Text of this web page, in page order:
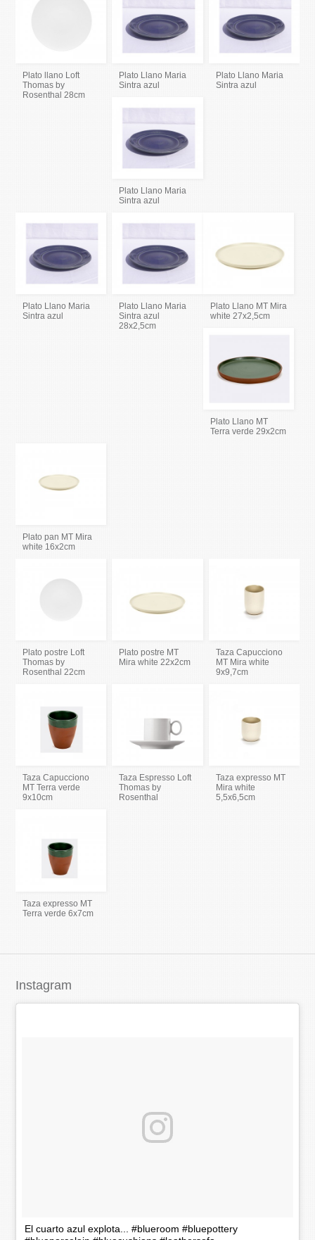
Plato llano Loft
Thomas by
Rosenthal 28cm
Plato Llano Maria
Sintra azul
Plato Llano Maria
Sintra azul
Plato Llano Maria
Sintra azul
Plato Llano Maria
Sintra azul
Plato Llano Maria
Sintra azul
28x2,5cm
Plato Llano MT Mira
white 27x2,5cm
Plato Llano MT
Terra verde 29x2cm
Plato pan MT Mira
white 16x2cm
Plato postre Loft
Thomas by
Rosenthal 22cm
Plato postre MT
Mira white 22x2cm
Taza Capucciono
MT Mira white
9x9,7cm
Taza Capucciono
MT Terra verde
9x10cm
Taza Espresso Loft
Thomas by
Rosenthal
Taza expresso MT
Mira white
5,5x6,5cm
Taza expresso MT
Terra verde 6x7cm
Instagram
El cuarto azul explota... #blueroom #bluepottery